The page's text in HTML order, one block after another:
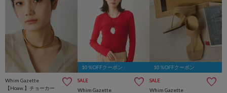
Whim Gazette
【Hoaw.】チョーカー
10％OFFクーポン
SALE
Whim Gazette
10％OFFクーポン
SALE
Whim Gazette